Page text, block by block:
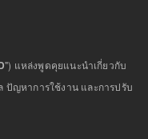
") แหล่งพูดคุยแนะนำเกี่ยวกับ
ปัญหาการใช้งาน และการปรับ